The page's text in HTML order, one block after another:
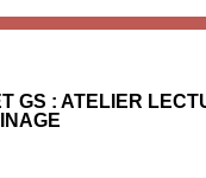
GS : ATELIER